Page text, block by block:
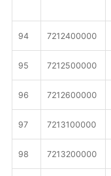
94 7212400000
95 7212500000
96 7212600000
97 7213100000
98 7213200000